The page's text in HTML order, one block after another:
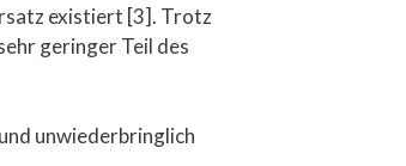
existiert [3]. Trotz
geringer Teil des
unwiederbringlich